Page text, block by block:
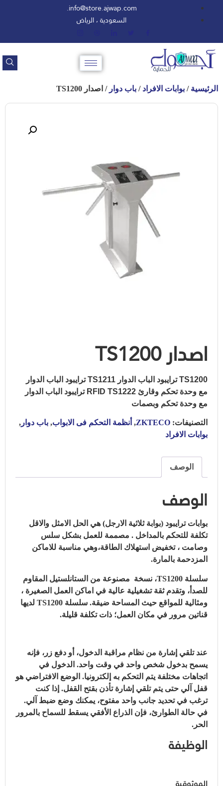
info@store.ajwap.com.
السعودية ، الرياض
الرئيسية / بوابات الافراد / باب دوار / اصدار TS1200
اصدار TS1200
TS1200 ترايبود الباب الدوار TS1211 ترايبود الباب الدوار
مع وحدة تحكم وقارئ RFID TS1222 ترايبود الباب الدوار
مع وحدة تحكم وبصمات
التصنيفات: ZKTECO
, أنظمة التحكم فى الابواب, باب دوار ,
بوابات الافراد
الوصف
الوصف
بوابات ترايبود (بوابة ثلاثية الارجل) هي الحل الامثل والاقل
تكلفة للتحكم بالمداخل . مصممة للعمل بشكل سلس
وصامت ، تخفيض استهلاك الطاقة،وهي مناسبة للاماكن
المزدحمة بالمارة.
سلسلة TS1200، نسخة مصنوعة من الستانلستيل المقاوم
للصدأ، وتقدم ثقة تشغيلية عالية في اماكن العمل الصغيرة ،
ومثالية للمواقع حيث المساحة ضيقة. سلسلة TS1200 لديها
قناتين مرور في مكان العمل؛ ذات تكلفة قليلة.
عند تلقي إشارة من نظام مراقبة الدخول، أو دفع زر، فإنه
يسمح بدخول شخص واحد في وقت واحد. الدخول في
اتجاهات مختلفة يتم التحكم به إلكترونيا. الوضع الافتراضي هو
قفل آلي حتى يتم تلقي إشارة تأذن بقتح القفل. إذا كنت
ترغب في تحديد جانب واحد مفتوح، يمكنك وضع ضبط آلي.
في حالة الطوارئ، فإن الذراع الأفقي يسقط للسماح بالمرور
الحر.
الوظيفة